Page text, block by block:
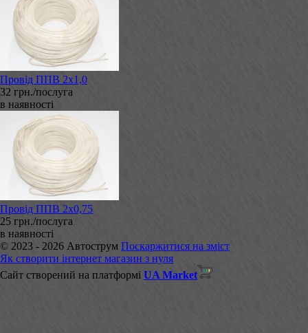
Провід ППВ 2х1,0
32 грн./послуга
в наявності
Провід ППВ 2х0,75
25 грн./послуга
в наявності
© 2023 - 2026 Автострум Поскаржитися на зміст
Як створити інтернет магазин з нуля
Сайт створений на платформі UA Market